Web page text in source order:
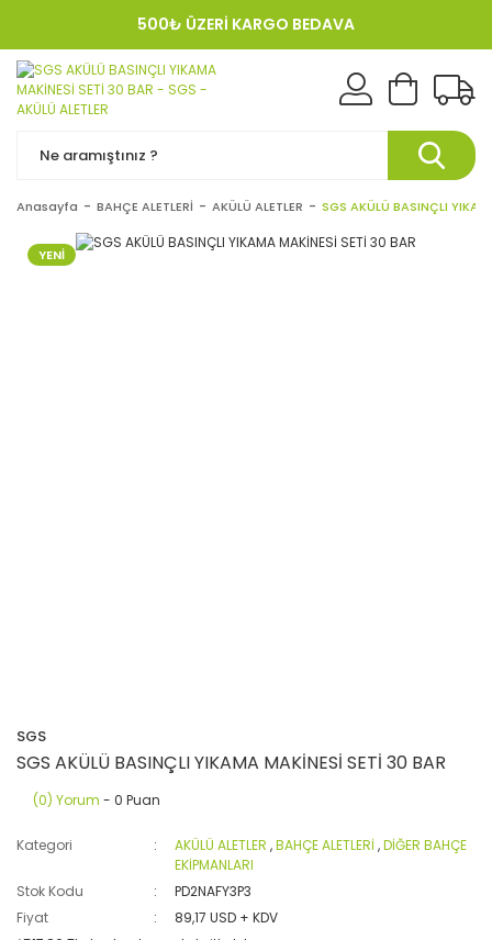
500₺ ÜZERİ KARGO BEDAVA
KREDI KARTINA 12 TAKSIT!
Anasayfa BAHÇE ALETLERİ AKÜLÜ ALETLER SGS AKÜLÜ BASINÇLI
YENİ
SGS
SGS AKÜLÜ BASINÇLI YIKAMA MAKİNESİ SETİ 30 BAR
(0) Yorum - 0 Puan
Kategori AKÜLÜ ALETLER ,BAHÇE ALETLERİ ,DİĞER BAHÇE
EKİPMANLARI
Stok Kodu
PD2NAFY3P3
Fiyat
89,17 USD + KDV